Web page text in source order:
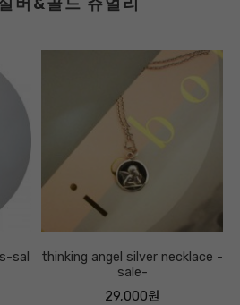
sal
thinking angel silver necklace -
sale-
29,000원